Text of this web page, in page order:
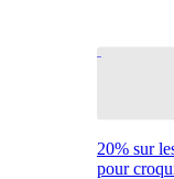
20% sur
pour